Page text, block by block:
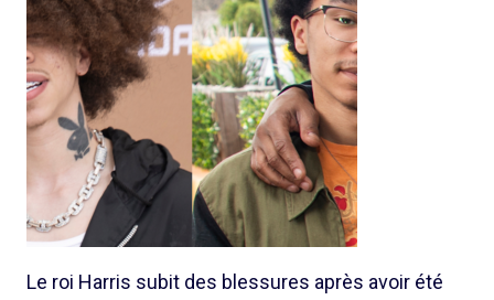
Le roi Harris subit des blessures après avoir été